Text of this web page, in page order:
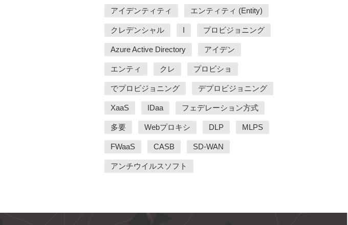
アイデンティティ エンティティ (Entity)
クレデンシャル I プロビジョニング
Azure Active Directory アイデン
エンティ クレ プロビショ
でプロビジョニング デプロビジョニング
XaaS IDaa フェデレーション方式
多要 Webプロキシ DLP MLPS
FWaaS CASB SD-WAN
アンチウイルスソフト